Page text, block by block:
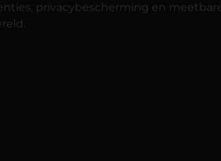
privacybescherming en